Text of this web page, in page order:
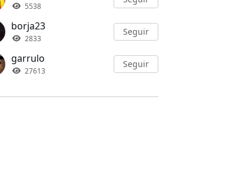
5538
borja23
2833
Seguir
garrulo
27613
Seguir